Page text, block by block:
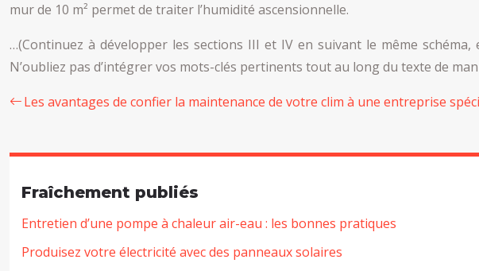
mur de 10 m² permet de traiter l’humidité ascensionnelle.
…(Continuez à développer les sections III et IV en suivant le même
N’oubliez pas d’intégrer vos mots-clés pertinents tout au long du texte de
Les avantages de confier la maintenance de votre clim à une entreprise
Fraîchement publiés
Entretien d’une pompe à chaleur air-eau : les bonnes pratiques
Produisez votre électricité avec des panneaux solaires